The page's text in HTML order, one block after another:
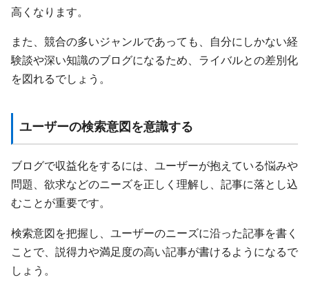
高くなります。
また、競合の多いジャンルであっても、自分にしかない経
験談や深い知識のブログになるため、ライバルとの差別化
を図れるでしょう。
ユーザーの検索意図を意識する
ブログで収益化をするには、ユーザーが抱えている悩みや
問題、欲求などのニーズを正しく理解し、記事に落とし込
むことが重要です。
検索意図を把握し、ユーザーのニーズに沿った記事を書く
ことで、説得力や満足度の高い記事が書けるようになるで
しょう。